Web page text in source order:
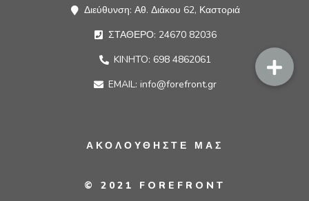
Διεύθυνση: Αθ. Διάκου 62, Καστοριά
ΣΤΑΘΕΡΟ: 24670 82036
KINHTO: 698 4862061
EMAIL: info@forefront.gr
ΑΚΟΛΟΥΘΗΣΤΕ ΜΑΣ
© 2021 FOREFRONT